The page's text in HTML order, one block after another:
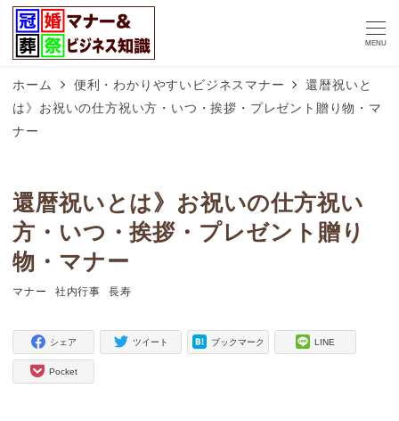
MENU
ホーム 便利・わかりやすいビジネスマナー
還暦祝いと
は》お祝いの仕方祝い方・いつ・挨拶・プレゼント贈り物・マ
ナー
還暦祝いとは》お祝いの仕方祝い
方・いつ・挨拶・プレゼント贈り
物・マナー
タグ
マナー
タグ
社内行事
タグ
長寿
シェア ツイート ブックマーク LINE
Pocket